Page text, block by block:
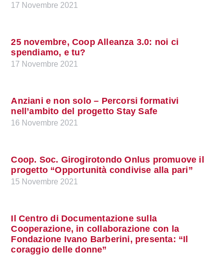
17 Novembre 2021
25 novembre, Coop Alleanza 3.0: noi ci
spendiamo, e tu?
17 Novembre 2021
Anziani e non solo – Percorsi formativi
nell’ambito del progetto Stay Safe
16 Novembre 2021
Coop. Soc. Girogirotondo Onlus promuove il
progetto “Opportunità condivise alla pari”
15 Novembre 2021
Il Centro di Documentazione sulla
Cooperazione, in collaborazione con la
Fondazione Ivano Barberini, presenta: “Il
coraggio delle donne”